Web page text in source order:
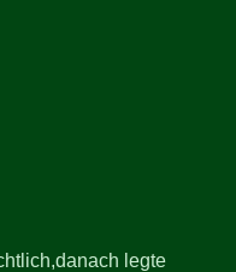
legte